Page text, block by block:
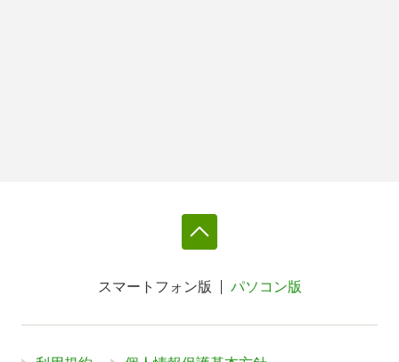
スマートフォン版 パソコン版